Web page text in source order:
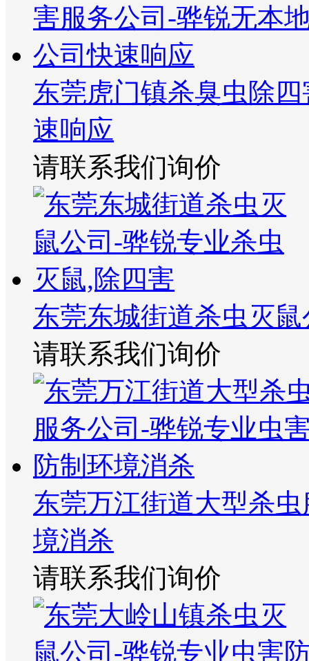
东莞虎门镇杀臭虫除
速响应
请联系我们询价
东莞东城街道杀虫灭
请联系我们询价
东莞万江街道大型杀
境消杀
请联系我们询价